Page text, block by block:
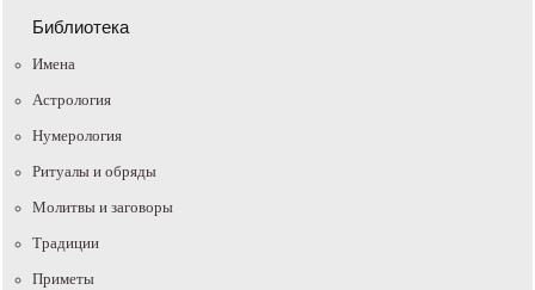
Библиотека
Имена
Астрология
Нумерология
Ритуалы и обряды
Молитвы и заговоры
Традиции
Приметы